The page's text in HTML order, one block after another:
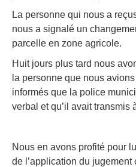
La personne qui nous a
nous a signalé un
parcelle en zone agricole.
Huit jours plus tard nous
la personne que nous
informés que la police
verbal et qu’il avait transmis
Nous en avons profité pour
de l’application du